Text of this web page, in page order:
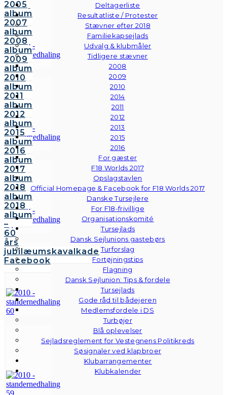
Deltagerliste
Resultatliste / Protester
Stævner efter 2018
Familiekapsejlads
Udvalg & klubmåler
Tidligere stævner
2008
2009
2010
2014
2011
2012
2013
2015
2016
For gæster
F18 Worlds 2017
Opslagstavlen
Official Homepage & Facebook for F18 Worlds 2017
Danske Tursejlere
For F18-frivillige
Organisationskomité
Tursejlads
Dansk Sejlunions gastebørs
Turforslag
Fortøjningstips
Flagning
Dansk Sejlunion: Tips & fordele
Tursejlads
Gode råd til bådejeren
Medlemsfordele i DS
Turbøjer
Blå oplevelser
Sejladsreglement for Vestegnens Politikreds
Søsignaler ved klapbroer
Klubarrangementer
Klubkalender
Andre
fotos
2005
album
2007
album
2008
album
2009
album
2010
album
2011
album
2012
album
2015
album
2016
album
2017
album
2018
album
2018
album
–
60
års
jubilæumskavalkade
Facebook